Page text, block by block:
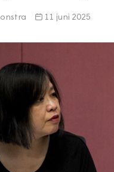
11 juni 2025